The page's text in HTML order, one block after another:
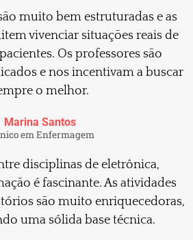
muito bem estruturadas e as
vivenciar situações reais de
Os professores são
e nos incentivam a buscar
o melhor.
Marina Santos
em Enfermagem
disciplinas de eletrônica,
é fascinante. As atividades
são muito enriquecedoras,
uma sólida base técnica.